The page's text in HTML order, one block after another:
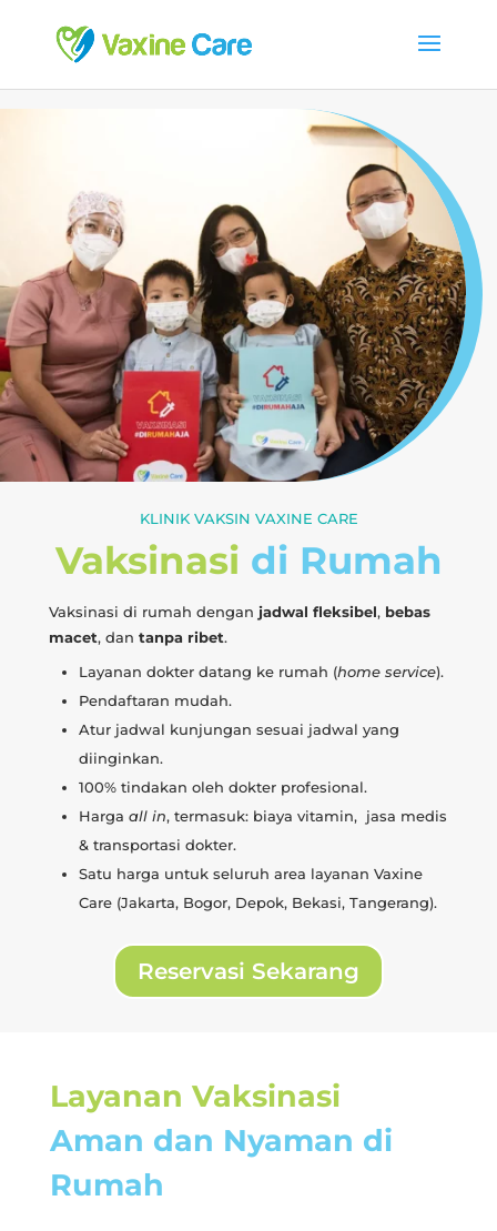
KLINIK VAKSIN VAXINE CARE
Vaksinasi di Rumah
Vaksinasi di rumah dengan jadwal fleksibel, bebas
macet, dantanpa ribet.
Layanan dokter datang ke rumah (home service).
Pendaftaran mudah.
Atur jadwal kunjungan sesuai jadwal yang
diinginkan.
100% tindakan oleh dokter profesional.
Hargaall in, termasuk: biaya vitamin, jasa medis
& transportasi dokter.
Satu harga untuk seluruh area layanan Vaxine
Care (Jakarta, Bogor, Depok, Bekasi, Tangerang).
Reservasi Sekarang
Layanan Vaksinasi
Aman dan Nyaman di
Rumah